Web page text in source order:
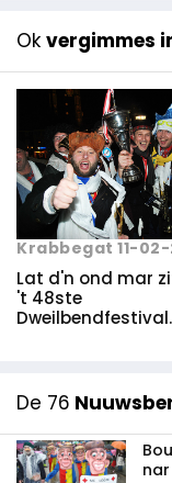
Ok vergimmes
Krabbegat 11-02-
Lat d'n ond mar
't 48ste
Dweilbendfestival.
De 76